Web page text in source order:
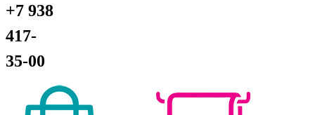
+7 938
417-
35-00